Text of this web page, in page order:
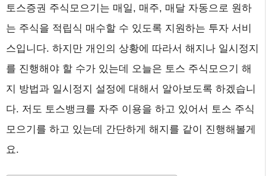
토스증권 주식모으기는 매일, 매주, 매달 자동으로 원하
는 주식을 적립식 매수할 수 있도록 지원하는 투자 서비
스입니다. 하지만 개인의 상황에 따라서 해지나 일시정지
를 진행해야 할 수가 있는데 오늘은 토스 주식모으기 해
지 방법과 일시정지 설정에 대해서 알아보도록 하겠습니
다. 저도 토스뱅크를 자주 이용을 하고 있어서 토스 주식
모으기를 하고 있는데 간단하게 해지를 같이 진행해볼게
요.